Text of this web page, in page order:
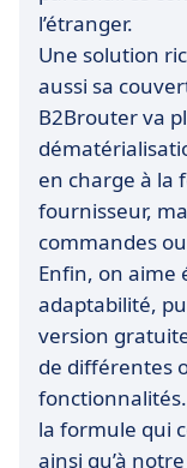
l’étranger.
Une solution
aussi sa
B2Brouter va
en charge à la
fournisseur,
commandes
Enfin, on aime
adaptabilité,
version
de différentes
la formule qui
ainsi qu’à